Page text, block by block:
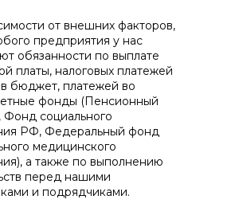
от внешних факторов,
предприятия у нас
обязанности по выплате
платы, налоговых платежей
бюджет, платежей во
фонды (Пенсионный
социального
РФ, Федеральный фонд
медицинского
а также по выполнению
перед нашими
и подрядчиками.